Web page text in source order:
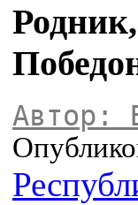
Автор: